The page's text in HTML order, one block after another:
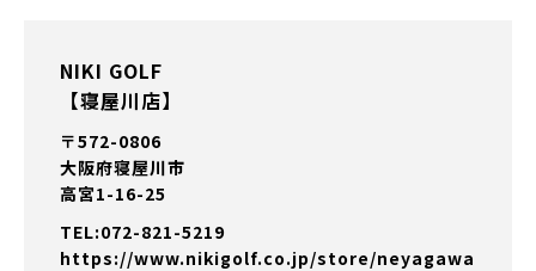
NIKI GOLF
【寝屋川店】
〒572-0806
大阪府寝屋川市
高宮1-16-25
TEL:072-821-5219
https://www.nikigolf.co.jp/store/neyagawa